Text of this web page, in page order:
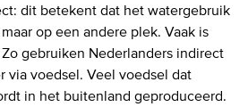
dit betekent dat het watergebruik
op een andere plek. Vaak is
gebruiken Nederlanders indirect
via voedsel. Veel voedsel dat
in het buitenland geproduceerd.